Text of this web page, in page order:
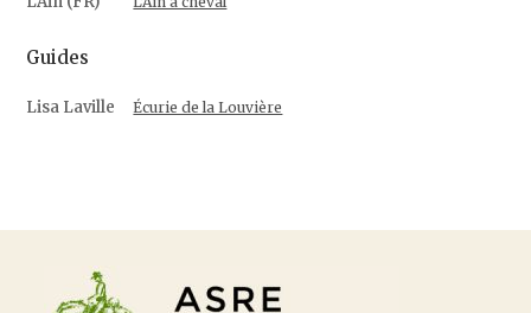
Guides
Lisa Laville Écurie de la Louvière